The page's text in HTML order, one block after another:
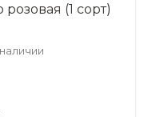
(1 сорт)